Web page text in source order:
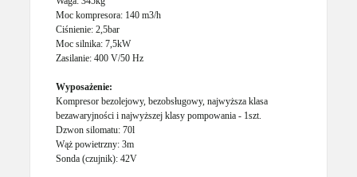
Moc kompresora: 140 m3/h
Ciśnienie: 2,5bar
Moc silnika: 7,5kW
Zasilanie: 400 V/50 Hz
Wyposażenie:
Kompresor bezolejowy, bezobsługowy, najwyższa klasa
bezawaryjności i najwyższej klasy pompowania - 1szt.
Dzwon silomatu: 70l
Wąż powietrzny: 3m
Sonda (czujnik): 42V